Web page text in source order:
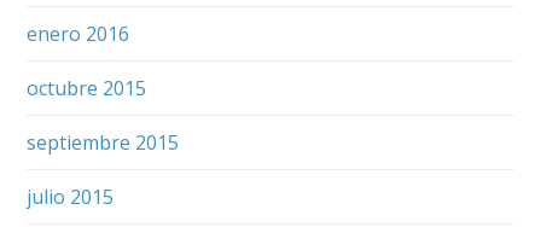
enero 2016
octubre 2015
septiembre 2015
julio 2015